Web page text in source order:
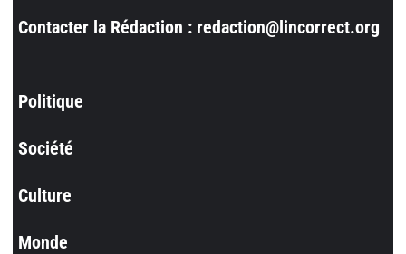
Contacter la Rédaction : redaction@lincorrect.org
Politique
Société
Culture
Monde